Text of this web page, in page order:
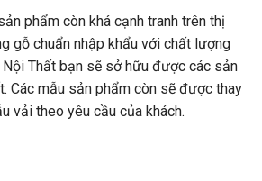
phẩm còn khá cạnh tranh trên thị
gỗ chuẩn nhập khẩu với chất lượng
Thất bạn sẽ sở hữu được các sản
Các mẫu sản phẩm còn sẽ được thay
vải theo yêu cầu của khách.